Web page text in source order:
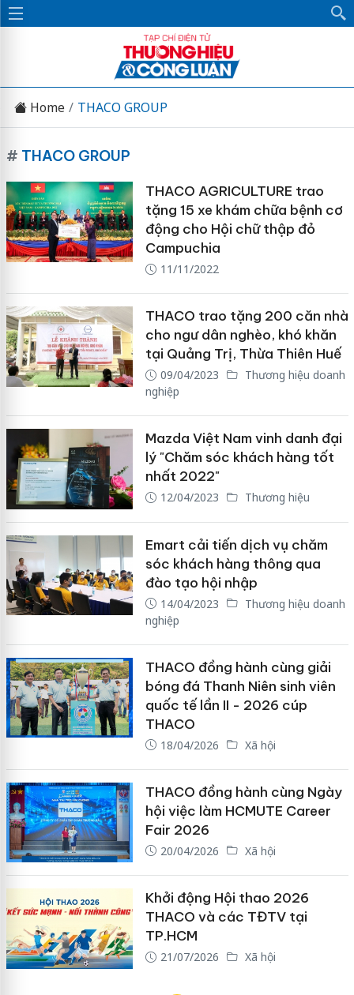
Home THACO GROUP
# THACO GROUP
THACO AGRICULTURE trao
tặng 15 xe khám chữa bệnh cơ
động cho Hội chữ thập đỏ
Campuchia
11/11/2022
THACO trao tặng 200 căn nhà
cho ngư dân nghèo, khó khăn
tại Quảng Trị, Thừa Thiên Huế
09/04/2023
Thương hiệu doanh
nghiệp
Mazda Việt Nam vinh danh đại
lý "Chăm sóc khách hàng tốt
nhất 2022"
12/04/2023 Thương hiệu
Emart cải tiến dịch vụ chăm
sóc khách hàng thông qua
đào tạo hội nhập
14/04/2023
Thương hiệu doanh
nghiệp
THACO đồng hành cùng giải
bóng đá Thanh Niên sinh viên
quốc tế lần II - 2026 cúp
THACO
18/04/2026 Xã hội
THACO đồng hành cùng Ngày
hội việc làm HCMUTE Career
Fair 2026
20/04/2026 Xã hội
Khởi động Hội thao 2026
THACO và các TĐTV tại
TP.HCM
21/07/2026 Xã hội